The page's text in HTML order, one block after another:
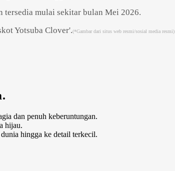
tersedia mulai sekitar bulan Mei 2026.
(*Gambar dari situs web resmi/sosial media resmi)
dan penuh keberuntungan.
hijau.
hingga ke detail terkecil.